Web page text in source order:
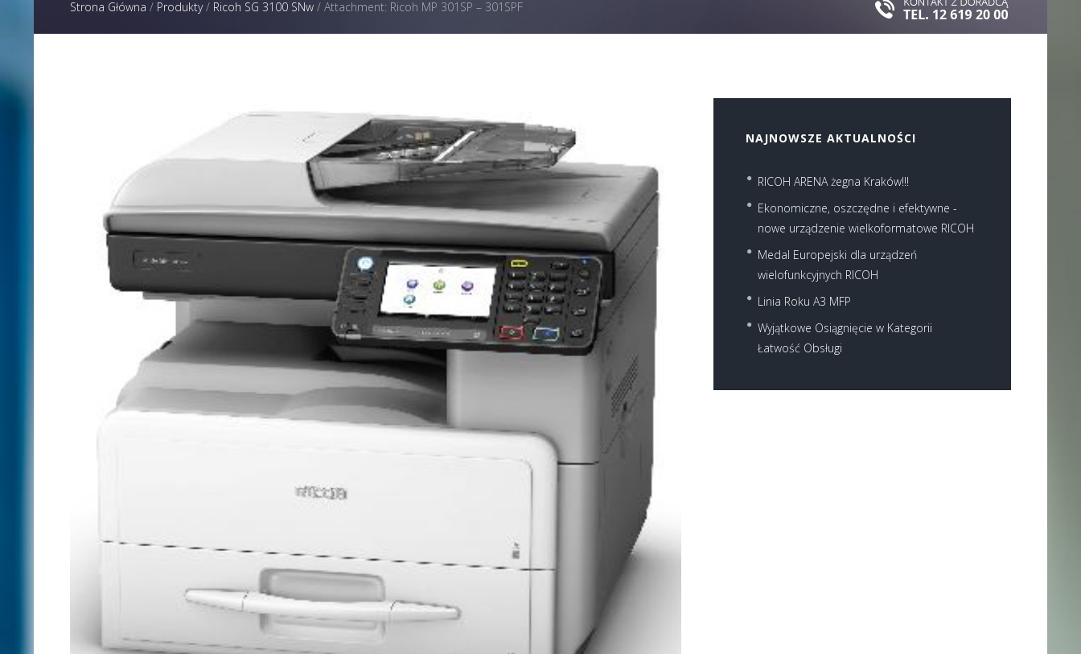
Strona Główna / Produkty/ Ricoh SG 3100 SNw / Attachment: Ricoh MP 301SP – 301SPF
Next item
NAJNOWSZE AKTUALNOŚCI
RICOH ARENA żegna Kraków!!!
Ekonomiczne, oszczędne i efektywne -
nowe urządzenie wielkoformatowe RICOH
Medal Europejski dla urządzeń
wielofunkcyjnych RICOH
Linia Roku A3 MFP
Wyjątkowe Osiągnięcie w Kategorii
Łatwość Obsługi